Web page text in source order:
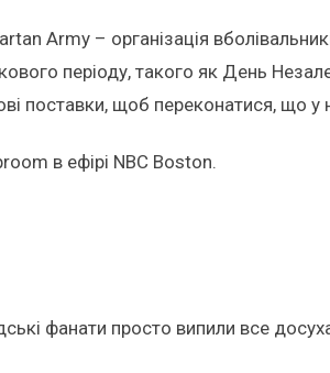
Army – організація
періоду, такого як День
поставки, щоб переконатися, що у
в ефірі NBC Boston.
фанати просто випили все